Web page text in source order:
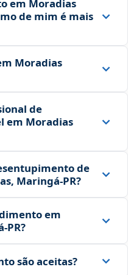
em Moradias
de mim é mais
Moradias
de
em Moradias
de
Maringá‑PR?
em
são aceitas?